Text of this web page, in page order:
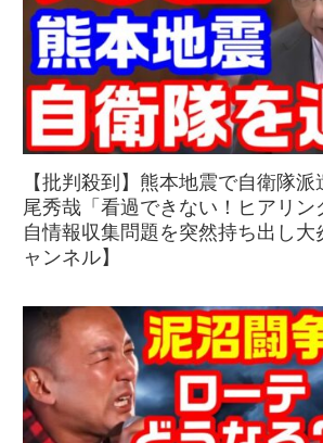
【批判殺到】熊本地震で自衛隊
尾秀哉「看過できない！ヒアリン
自情報収集問題を突然持ち出し大
ャンネル】